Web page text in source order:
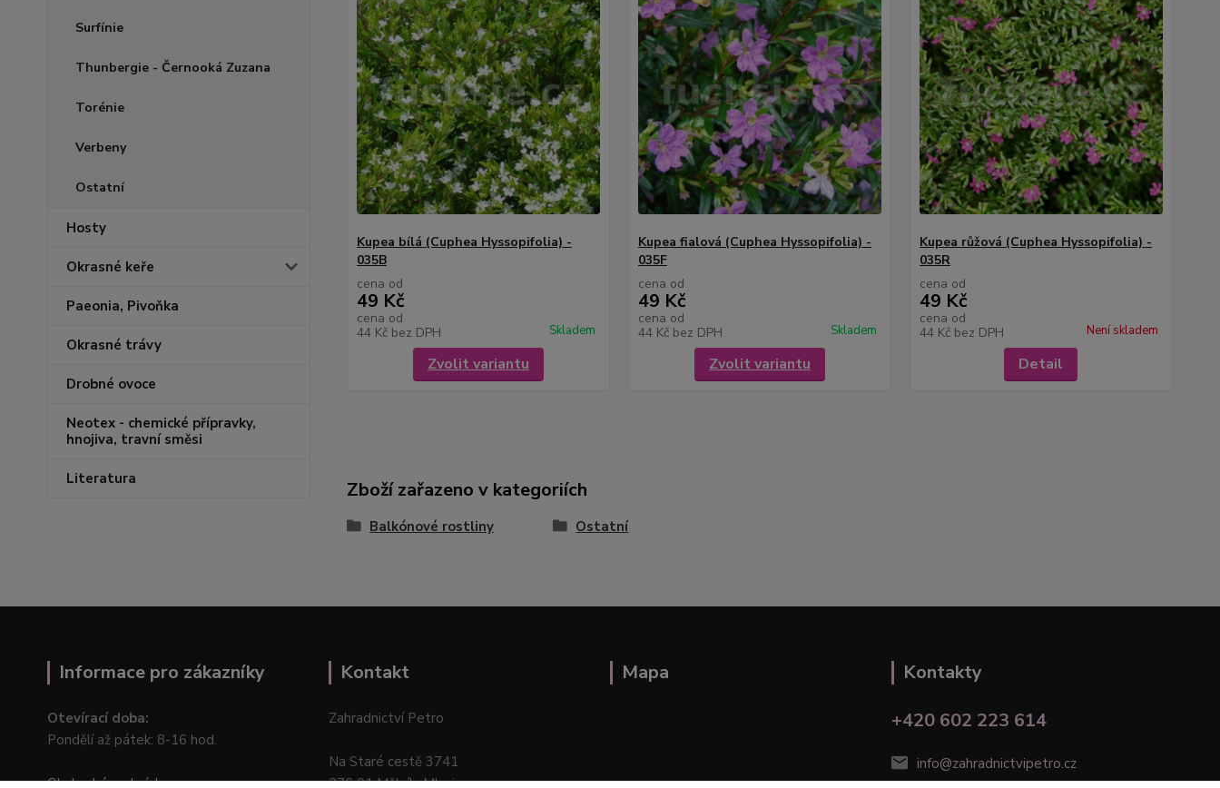
Surfínie
Thunbergie - Černooká Zuzana
Torénie
Verbeny
Ostatní
Hosty
Okrasné keře
Paeonia, Pivoňka
Okrasné trávy
Drobné ovoce
Neotex - chemické přípravky,
hnojiva, travní směsi
Literatura
Kupea bílá (Cuphea Hyssopifolia) -
035B
cena od
49 Kč
cena od
44 Kč bez DPH Skladem
Zvolit variantu
Kupea fialová (Cuphea Hyssopifolia) -
035F
cena od
49 Kč
cena od
44 Kč bez DPH Skladem
Zvolit variantu
Kupea růžová (Cuphea Hyssopifolia) -
035R
cena od
49 Kč
cena od
44 Kč bez DPH Není skladem
Detail
Zboží zařazeno v kategoriích
Balkónové rostliny Ostatní
Informace pro zákazníky
Otevírací doba:
Pondělí až pátek: 8-16 hod.
Obchodní podmínky
Kontakt
Zahradnictví Petro
Na Staré cestě 3741
276 01 Mělník–Mlazice
Mapa
Kontakty
+420 602 223 614
info@zahradnictvipetro.cz